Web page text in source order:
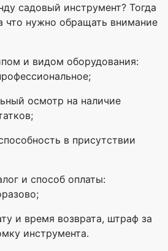
садовый инструмент? Тогда
что нужно обращать внимание
и видом оборудования:
осмотр на наличие
в присутствии
и способ оплаты:
и время возврата, штраф за
инструмента.